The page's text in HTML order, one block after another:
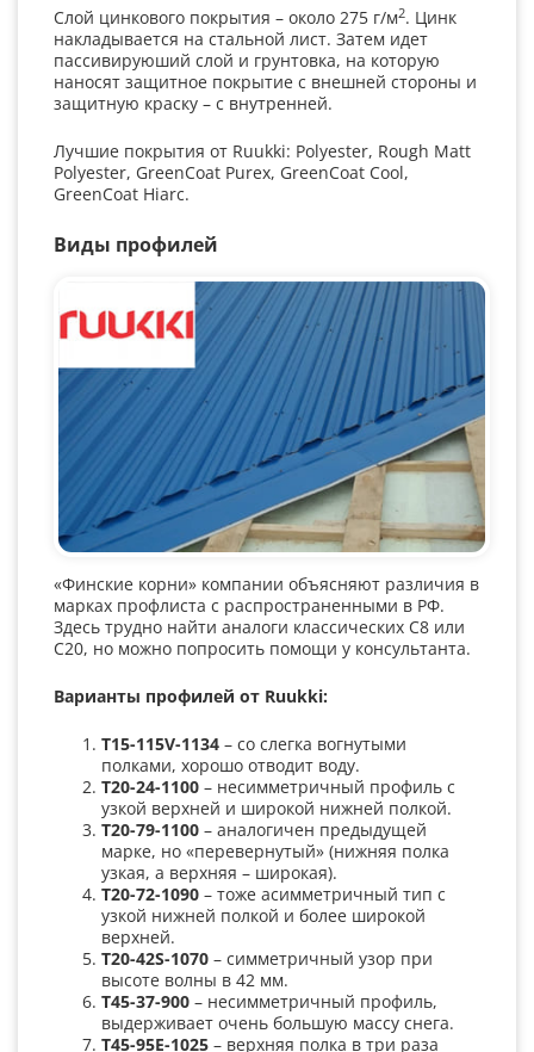
Слой цинкового покрытия – около 275 г/м2. Цинк
накладывается на стальной лист. Затем идет
пассивируюший слой и грунтовка, на которую
наносят защитное покрытие с внешней стороны и
защитную краску – с внутренней.
Лучшие покрытия от Ruukki: Polyester, Rough Matt
Polyester, GreenCoat Purex, GreenCoat Cool,
GreenCoat Hiarc.
Виды профилей
«Финские корни» компании объясняют различия в
марках профлиста с распространенными в РФ.
Здесь трудно найти аналоги классических С8 или
С20, но можно попросить помощи у консультанта.
Варианты профилей от Ruukki:
T15-115V-1134 – со слегка вогнутыми
полками, хорошо отводит воду.
T20-24-1100 – несимметричный профиль с
узкой верхней и широкой нижней полкой.
T20-79-1100 – аналогичен предыдущей
марке, но «перевернутый» (нижняя полка
узкая, а верхняя – широкая).
T20-72-1090 – тоже асимметричный тип с
узкой нижней полкой и более широкой
верхней.
T20-42S-1070 – симметричный узор при
высоте волны в 42 мм.
T45-37-900 – несимметричный профиль,
выдерживает очень большую массу снега.
T45-95E-1025 – верхняя полка в три раза